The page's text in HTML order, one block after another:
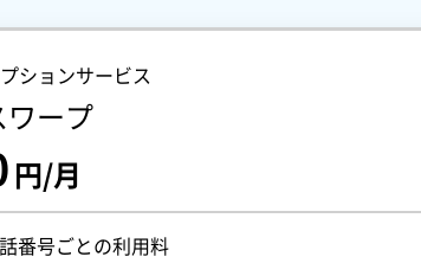
プションサービス
ープ
円/月
話番号ごとの利用料